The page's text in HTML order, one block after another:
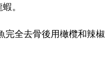
。
完全去骨後用橄欖和辣椒